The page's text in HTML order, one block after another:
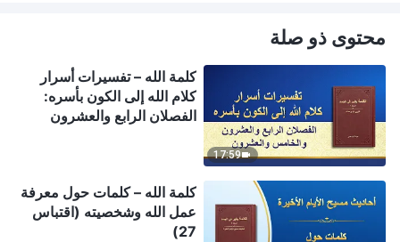
محتوى ذو صلة
17:59
كلمة الله – تفسيرات أسرار
كلام الله إلى الكون بأسره:
الفصلان الرابع والعشرون
كلمة الله – كلمات حول معرفة
عمل الله وشخصيته (اقتباس
27)